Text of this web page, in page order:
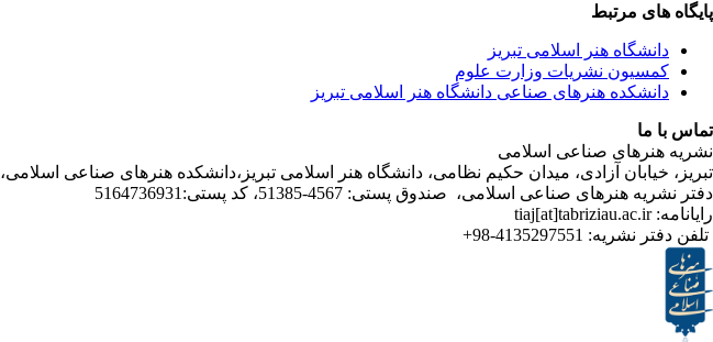
پایگاه های مرتبط
دانشگاه هنر اسلامی تبریز
کمسیون نشریات وزارت علوم
دانشکده هنرهای صناعی دانشگاه هنر اسلامی تبریز
تماس با ما
نشریه هنرهای صناعی اسلامی
تبریز، خیابان آزادی، میدان حکیم نظامی، دانشگاه هنر اسلامی تبریز،دانشکده هنرهای صناعی اسلامی،
دفتر نشریه هنرهای صناعی اسلامی، صندوق پستی: 4567-51385، کد پستی:5164736931
رایانامه: tiaj[at]tabriziau.ac.ir
تلفن دفتر نشریه: 4135297551-98+